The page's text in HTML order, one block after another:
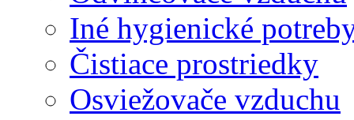
Iné hygienické
Čistiace prostriedky
Osviežovače vzduchu